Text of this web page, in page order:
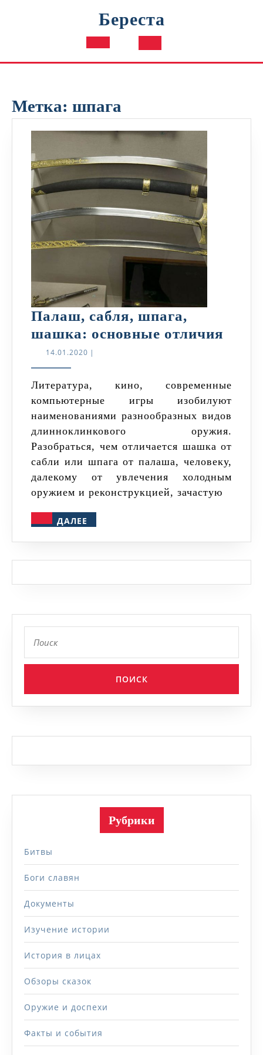
Береста
Кнопка
Метка: шпага
Палаш, сабля, шпага,
шашка: основные отличия
14.01.2020 14.01.2020
|
Литература, кино, современные
компьютерные игры изобилуют
наименованиями разнообразных видов
длинноклинкового оружия.
Разобраться, чем отличается шашка от
сабли или шпага от палаша, человеку,
далекому от увлечения холодным
оружием и реконструкцией, зачастую
ДАЛЕЕ
Рубрики
Битвы
Боги славян
Документы
Изучение истории
История в лицах
Обзоры сказок
Оружие и доспехи
Факты и события